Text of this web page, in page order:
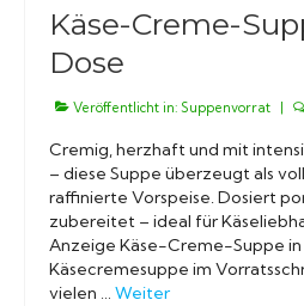
Käse-Creme-
Dose
Veröffentlicht in: Suppenvorrat
Cremig, herzhaft und mit
– diese Suppe überzeugt als
raffinierte Vorspeise. Dosiert
zubereitet – ideal für
Anzeige Käse-Creme-Suppe
Käsecremesuppe im
vielen … Weiter